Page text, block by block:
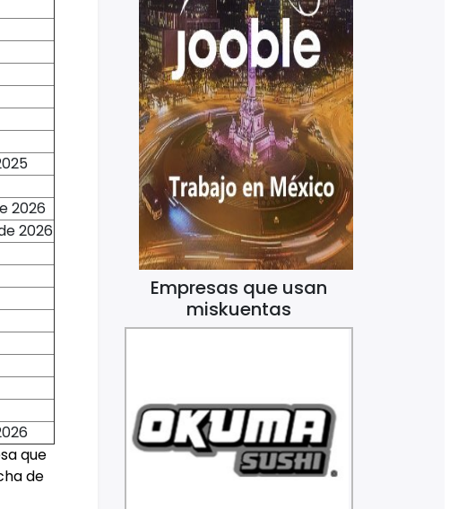
2026
2026
que
de
Empresas que usan
miskuentas